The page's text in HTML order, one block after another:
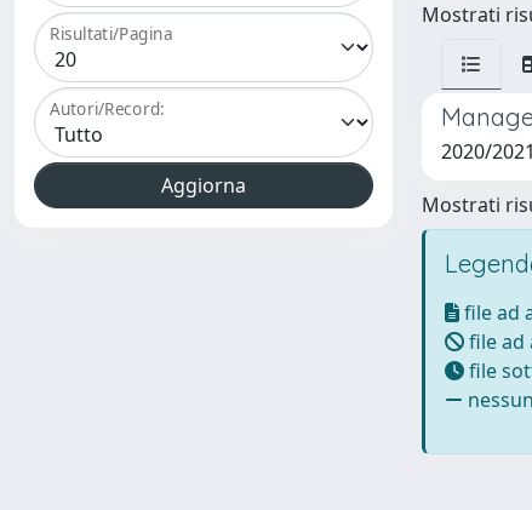
Risultati/Pagina
Autori/Record:
Mostrati
2020/
Mostrati
file ad
file ad
file